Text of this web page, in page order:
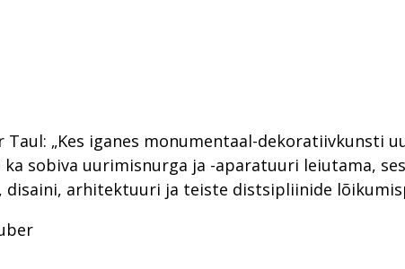
Taul: „Kes iganes monumentaal-dekoratiivkunsti
ka sobiva uurimisnurga ja -aparatuuri leiutama,
disaini, arhitektuuri ja teiste distsipliinide